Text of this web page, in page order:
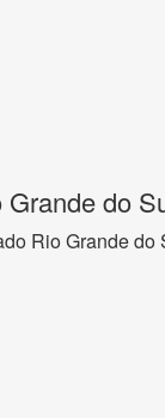
do
Rio Grande do